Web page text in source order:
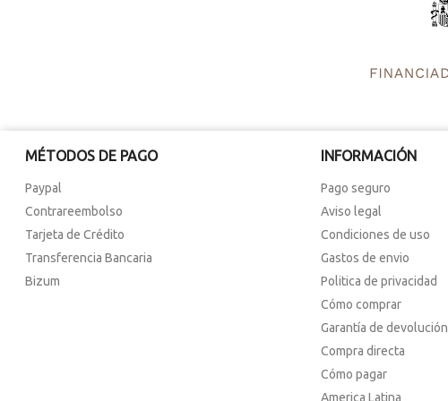
MÉTODOS DE PAGO
Paypal
Contrareembolso
Tarjeta de Crédito
Transferencia Bancaria
Bizum
INFORMACIÓN
Pago seguro
Aviso legal
Condiciones de uso
Gastos de envio
Politica de privacidad
Cómo comprar
Garantía de devolución
Compra directa
Cómo pagar
America Latina